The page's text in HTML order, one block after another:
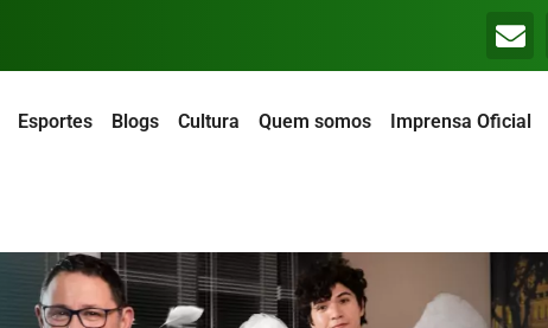
Esportes Blogs Cultura Quem somos Imprensa Oficial